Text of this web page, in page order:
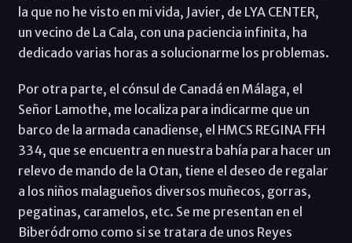
la que no he visto en mi vida, Javier, de LYA CENTER,
un vecino de La Cala, con una paciencia infinita, ha
dedicado varias horas a solucionarme los problemas.
Por otra parte, el cónsul de Canadá en Málaga, el
Señor Lamothe, me localiza para indicarme que un
barco de la armada canadiense, el HMCS REGINA FFH
334, que se encuentra en nuestra bahía para hacer un
relevo de mando de la Otan, tiene el deseo de regalar
a los niños malagueños diversos muñecos, gorras,
pegatinas, caramelos, etc. Se me presentan en el
Biberódromo como si se tratara de unos Reyes